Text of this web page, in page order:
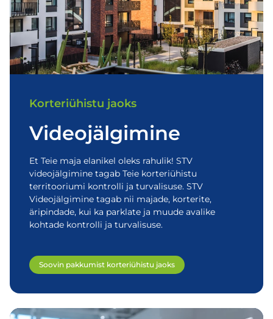
Korteriühistu jaoks
Videojälgimine
Et Teie maja elanikel oleks rahulik! STV
videojälgimine tagab Teie korteriühistu
territooriumi kontrolli ja turvalisuse. STV
Videojälgimine tagab nii majade, korterite,
äripindade, kui ka parklate ja muude avalike
kohtade kontrolli ja turvalisuse.
Soovin pakkumist korteriühistu jaoks